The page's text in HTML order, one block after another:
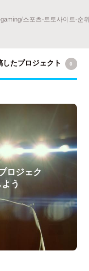
스포츠-토토사이트-순
したプロジェクト 0
ロジェク
う